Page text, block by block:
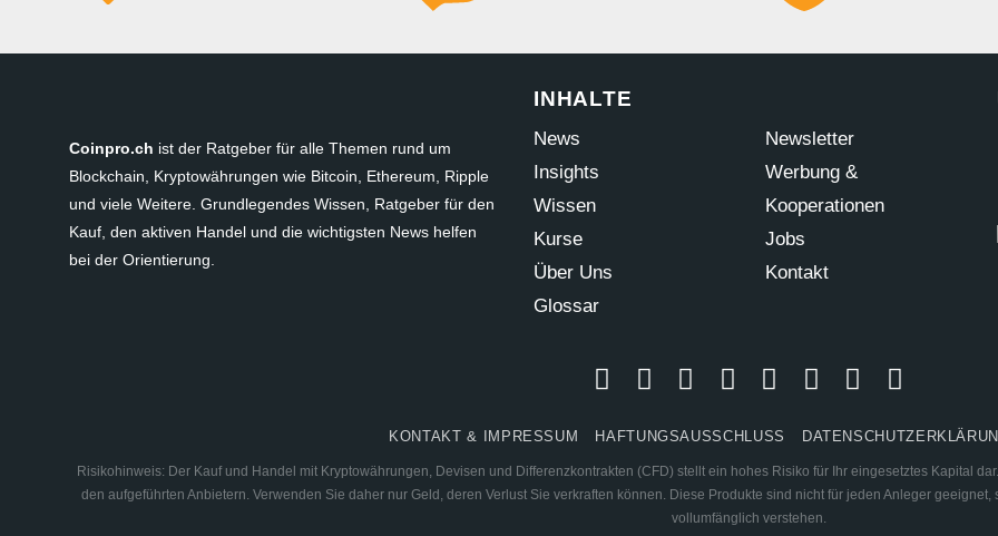
Coinpro.ch ist der Ratgeber für alle Themen rund um
Blockchain, Kryptowährungen wie Bitcoin, Ethereum, Ripple
und viele Weitere. Grundlegendes Wissen, Ratgeber für den
Kauf, den aktiven Handel und die wichtigsten News helfen
bei der Orientierung.
INHALTE
News
Insights
Wissen
Kurse
Über Uns
Glossar
Newsletter
Werbung &
Kooperationen
Jobs
Kontakt
KONTAKT & IMPRESSUM HAFTUNGSAUSSCHLUSS
Risikohinweis: Der Kauf und Handel mit Kryptowährungen, Devisen und Differenzkontrakten (CFD) stellt ein hohes Risiko für Ihr eingesetztes Kapital
den aufgeführten Anbietern. Verwenden Sie daher nur Geld, deren Verlust Sie verkraften können. Diese Produkte sind nicht für jeden Anleger
vollumfänglich verstehen.